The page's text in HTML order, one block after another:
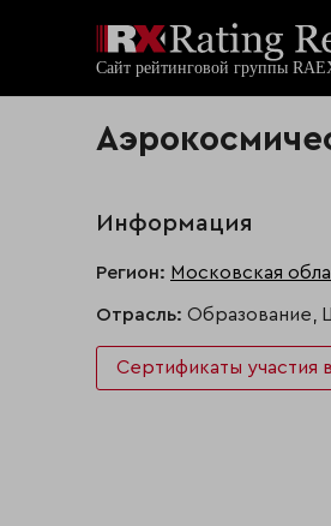
Информация
Регион: Московская
Отрасль: Образование,
Сертификаты участия